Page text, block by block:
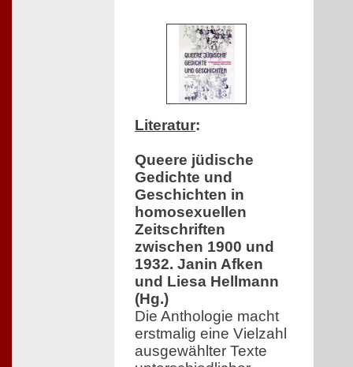
Literatur:
Queere jüdische
Gedichte und
Geschichten in
homosexuellen
Zeitschriften
zwischen 1900 und
1932. Janin Afken
und Liesa Hellmann
(Hg.)
Die Anthologie macht
erstmalig eine Vielzahl
ausgewählter Texte